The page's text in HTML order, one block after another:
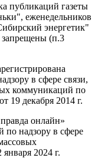
публикаций газеты
еженедельников
энергетик"
запрещены (п.3
в сфере связи,
коммуникаций по
19 декабря 2014 г.
онлайн»
по надзору в сфере
2024 г.